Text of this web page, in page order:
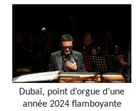
Dubaï, point d’orgue d’une
année 2024 flamboyante